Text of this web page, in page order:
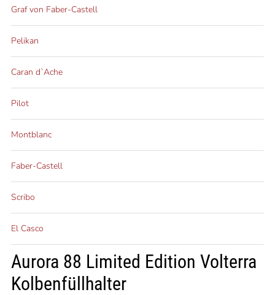
Graf von Faber-Castell
Pelikan
Caran d`Ache
Pilot
Montblanc
Faber-Castell
Scribo
El Casco
Aurora 88 Limited Edition Volterra
Kolbenfüllhalter